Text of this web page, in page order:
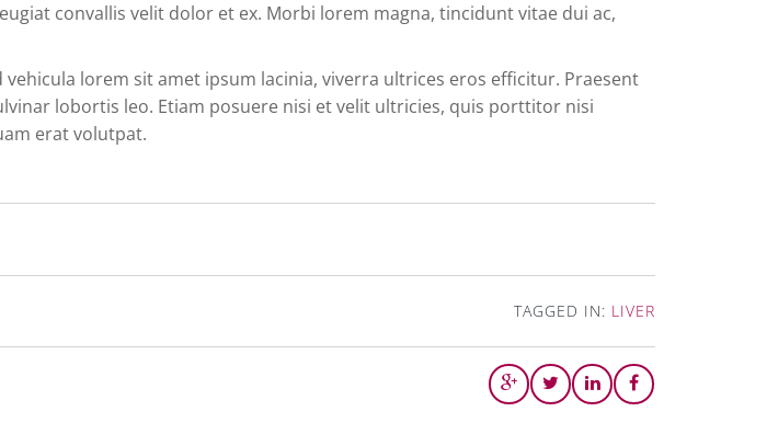
convallis velit dolor et ex. Morbi lorem magna, tincidunt vitae dui ac,
lorem sit amet ipsum lacinia, viverra ultrices eros efficitur. Praesent
lobortis leo. Etiam posuere nisi et velit ultricies, quis porttitor nisi
erat volutpat.
TAGGED IN: LIVER